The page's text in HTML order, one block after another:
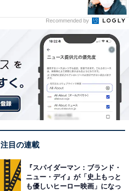
Recommended by
注目の連載
『スパイダーマン：ブランド・
ニュー・デイ』が「史上もっと
も優しいヒーロー映画」になっ